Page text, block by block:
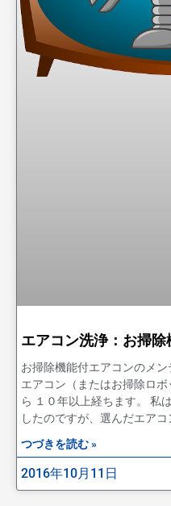
エアコン洗浄：お掃
お掃除機能付エアコンのメ
エアコン（またはお掃除ロ
ら １０年以上経ちます。 私
したのですが、選んだエア
つづきを読む »
2016年10月11日